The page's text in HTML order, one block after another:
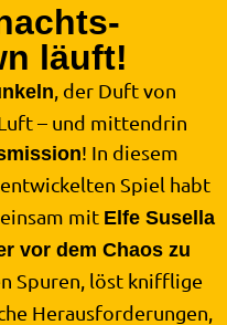
läuft!
, der Duft von
– und mittendrin
! In diesem
Spiel habt
mit Elfe Susella
vor dem Chaos zu
Spuren, löst knifflige
Herausforderungen,